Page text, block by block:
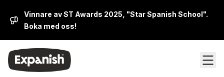
Vinnare av ST Awards 2025, "Star Spanish School".
Boka med oss!